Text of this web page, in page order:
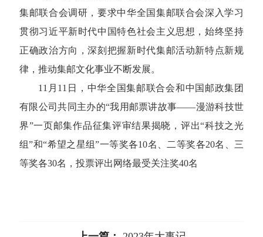
集邮联合会调研，要求中华全国集邮联合会深入学习
贯彻习近平新时代中国特色社会主义思想，始终坚持
正确政治方向，深刻把握新时代集邮活动新特点新规
律，推动集邮文化事业不断发展。
11月11日，中华全国集邮联合会和中国邮政集团
有限公司共同主办的“我用邮票讲故事——漫游科技世
界”一页邮集作品征集评审结果揭晓，评出“科技之光
组”和“希望之星组”一等奖各10名、二等奖各20名、三
等奖各30名，投票评出网络最受关注奖40名